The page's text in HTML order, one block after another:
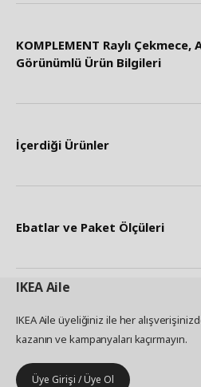
KOMPLEMENT Raylı Çekmece,
Görünümlü Ürün Bilgileri
İçerdiği Ürünler
Ebatlar ve Paket Ölçüleri
IKEAAile
IKEA Aile üyeliğiniz ile her
kazanın ve kampanyaları kaçırmayın.
Üye Girişi / Üye Ol